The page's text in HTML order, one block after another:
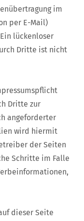
im
per E-Mail)
lückenloser
Dritte ist nicht
Dritte zur
angeforderter
wird hiermit
der Seiten
Schritte im Falle
dieser Seite